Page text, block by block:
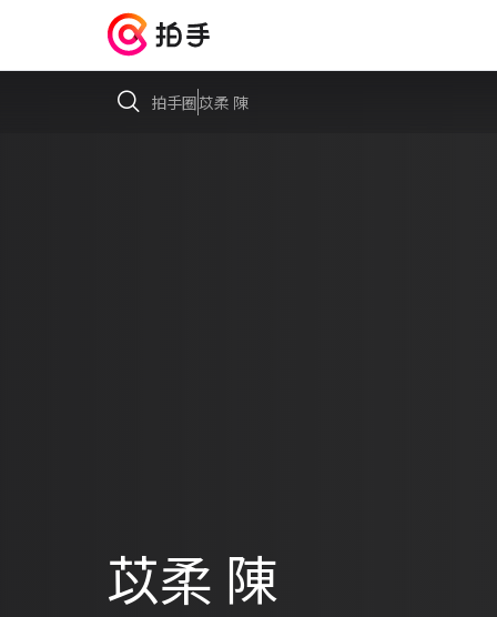
拍手圈苡柔 陳
苡柔 陳